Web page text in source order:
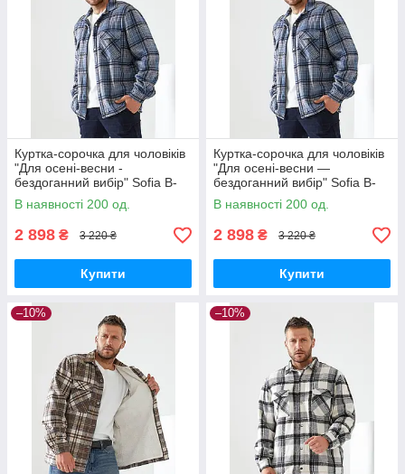
Куртка-сорочка для чоловіків
"Для осені-весни -
бездоганний вибір" Sofia B-
305
В наявності 200 од.
2 898 ₴ 3 220 ₴
Купити
Куртка-сорочка для чоловіків
"Для осені-весни —
бездоганний вибір" Sofia B-
305 L, Джинс
В наявності 200 од.
2 898 ₴ 3 220 ₴
Купити
–10% –10%